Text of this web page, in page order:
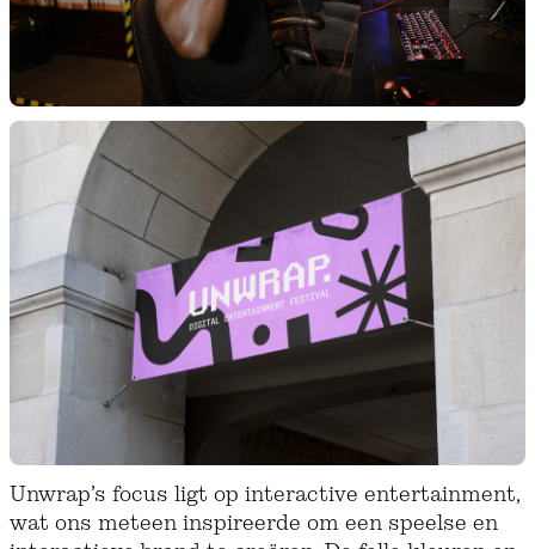
Unwrap’s focus ligt op interactive entertainment,
wat ons meteen inspireerde om een speelse en